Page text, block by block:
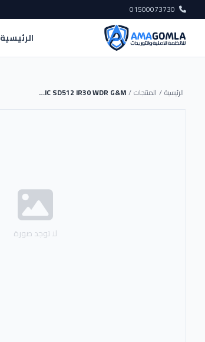
الرئيسية
الرئيسية/ المنتجات/
CAM UNV IP 2MP BULLET MIC SD512 IR30 WDR G&M
لا توجد صورة